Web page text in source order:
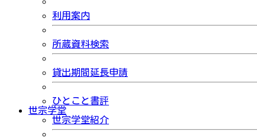
利用案内
所蔵資料検索
貸出期間延長申請
ひとこと書評
世宗学堂
世宗学堂紹介